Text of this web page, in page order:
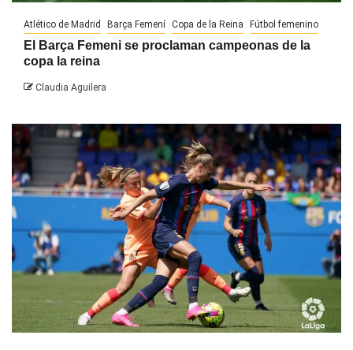
Atlético de Madrid Barça Femení Copa de la Reina Fútbol femenino
El Barça Femeni se proclaman campeonas de la
copa la reina
Claudia Aguilera